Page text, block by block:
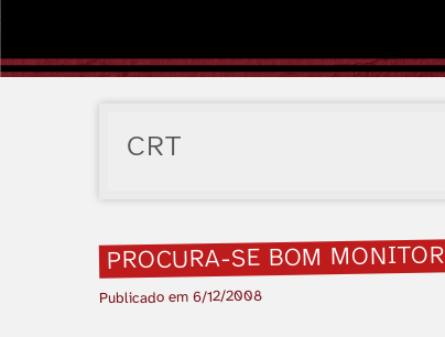
CRT
PROCURA-SE BOM MONITOR
Publicado em 6/12/2008